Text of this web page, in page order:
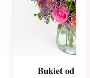
Bukiet od